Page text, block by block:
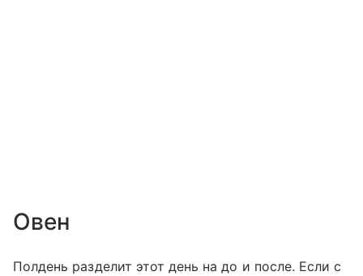
Овен
Полдень разделит этот день на до и после. Если с